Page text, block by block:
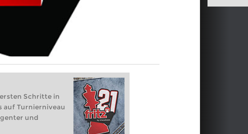
Schritte in
auf Turnierniveau
und